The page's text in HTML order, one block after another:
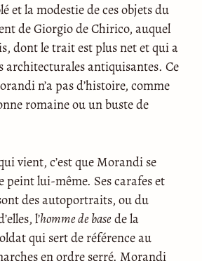
et la modestie de ces objets du
de Giorgio de Chirico, auquel
dont le trait est plus net et qui a
architecturales antiquisantes. Ce
n’a pas d’histoire, comme
romaine ou un buste de
vient, c’est que Morandi se
peint lui-même. Ses carafes et
des autoportraits, ou du
l’homme de basede la
qui sert de référence au
en ordre serré. Morandi